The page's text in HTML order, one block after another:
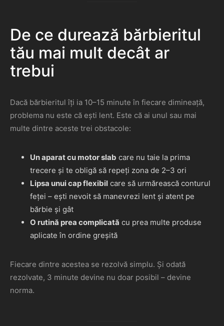
De ce durează bărbieritul
tău mai mult decât ar
trebui
Dacă bărbieritul îți ia 10–15 minute în fiecare dimineață,
problema nu este că ești lent. Este că ai unul sau mai
multe dintre aceste trei obstacole:
Un aparat cu motor slab care nu taie la prima
trecere și te obligă să repeți zona de 2–3 ori
Lipsa unui cap flexibil care să urmărească conturul
feței – ești nevoit să manevrezi lent și atent pe
bărbie și gât
O rutină prea complicată cu prea multe produse
aplicate în ordine greșită
Fiecare dintre acestea se rezolvă simplu. Și odată
rezolvate, 3 minute devine nu doar posibil – devine
norma.